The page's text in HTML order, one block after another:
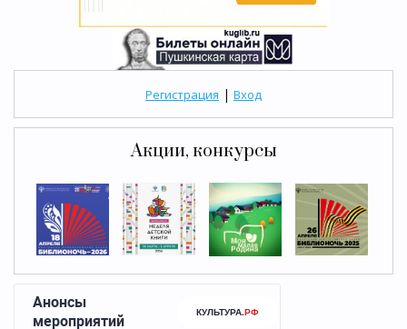
Регистрация | Вход
Акции, конкурсы